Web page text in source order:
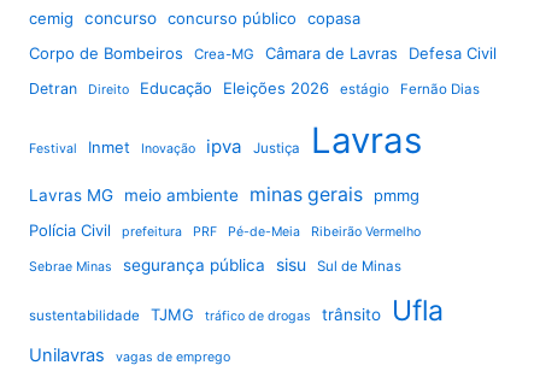
cemig concurso concurso público
copasa
Corpo de Bombeiros
Crea-MG Câmara de Lavras Defesa Civil
Detran Direito Educação Eleições 2026 estágio Fernão Dias
Festival Inmet Inovação ipva Justiça Lavras
Lavras MG meio ambiente minas gerais
pmmg
Polícia Civil
prefeitura PRF Pé-de-Meia Ribeirão Vermelho
Sebrae Minas segurança pública sisu Sul de Minas
sustentabilidade TJMG tráfico de drogas trânsito Ufla
Unilavras vagas de emprego